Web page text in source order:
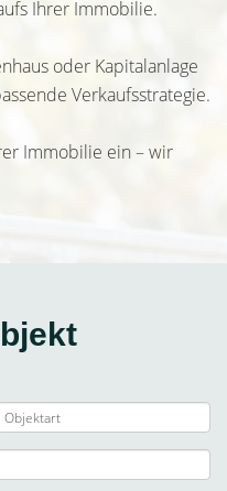
Ihrer Immobilie.
oder Kapitalanlage
Verkaufsstrategie.
Immobilie ein – wir